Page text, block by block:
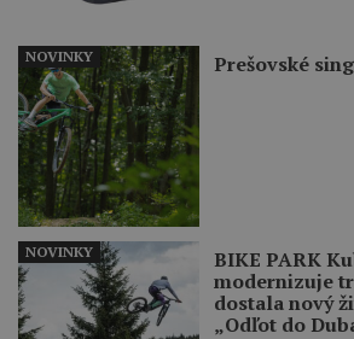
Prešovské
NOVINKY
BIKE PARK
modernizuje
dostala nový
„Odľot do
NOVINKY